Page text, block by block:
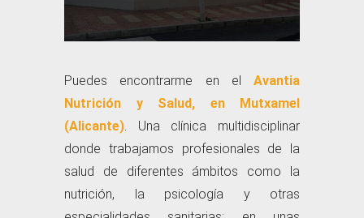
Puedes encontrarme en el Avantia
Nutrición y Salud, en Mutxamel
(Alicante) . Una clínica multidisciplinar
donde trabajamos profesionales de la
salud de diferentes ámbitos como la
nutrición, la psicología y otras